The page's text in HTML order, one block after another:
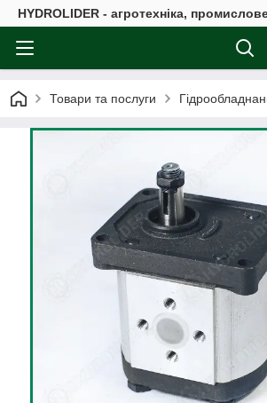
HYDROLIDER - агротехніка,
Товари та послуги